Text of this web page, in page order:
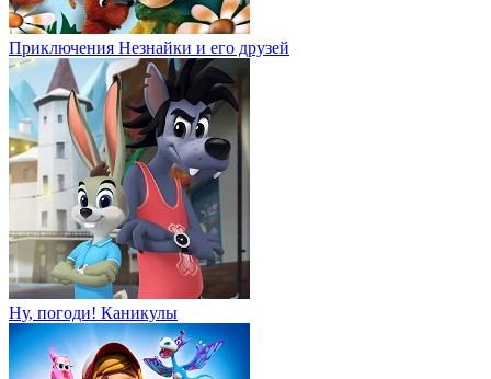
Приключения Незнайки и его друзей
Ну, погоди! Каникулы